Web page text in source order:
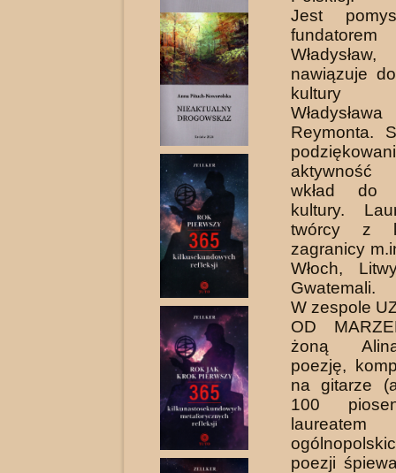
Jest
nawiązuje
kultury
Reymonta.
wkład do
kultury.
twórcy z
zagranicy
Włoch,
Gwatemali.
W zespole
OD
żoną
poezję,
na gitarze
100
poezji